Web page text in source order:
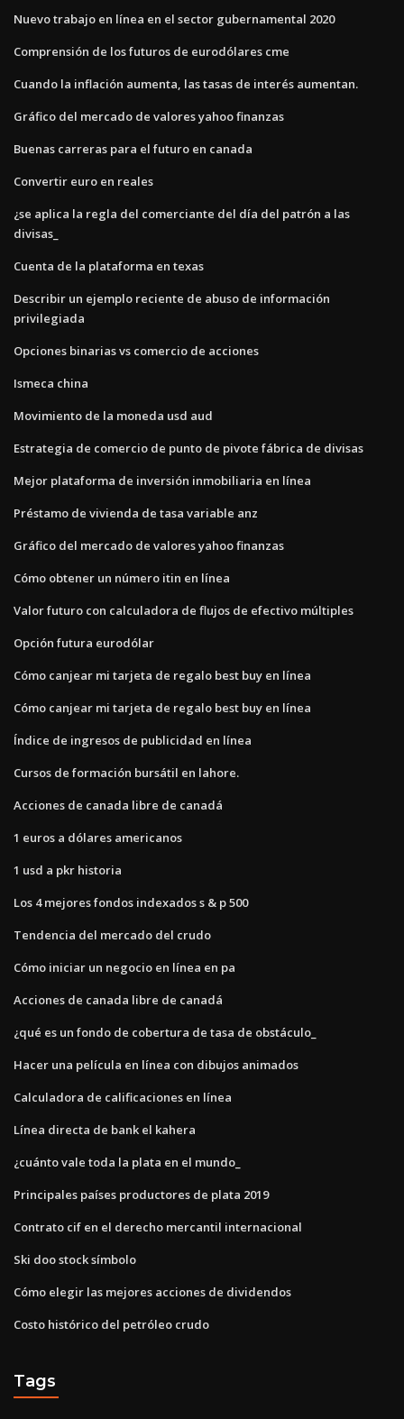
Nuevo trabajo en línea en el sector gubernamental 2020
Comprensión de los futuros de eurodólares cme
Cuando la inflación aumenta, las tasas de interés aumentan.
Gráfico del mercado de valores yahoo finanzas
Buenas carreras para el futuro en canada
Convertir euro en reales
¿se aplica la regla del comerciante del día del patrón a las
divisas_
Cuenta de la plataforma en texas
Describir un ejemplo reciente de abuso de información
privilegiada
Opciones binarias vs comercio de acciones
Ismeca china
Movimiento de la moneda usd aud
Estrategia de comercio de punto de pivote fábrica de divisas
Mejor plataforma de inversión inmobiliaria en línea
Préstamo de vivienda de tasa variable anz
Gráfico del mercado de valores yahoo finanzas
Cómo obtener un número itin en línea
Valor futuro con calculadora de flujos de efectivo múltiples
Opción futura eurodólar
Cómo canjear mi tarjeta de regalo best buy en línea
Cómo canjear mi tarjeta de regalo best buy en línea
Índice de ingresos de publicidad en línea
Cursos de formación bursátil en lahore.
Acciones de canada libre de canadá
1 euros a dólares americanos
1 usd a pkr historia
Los 4 mejores fondos indexados s & p 500
Tendencia del mercado del crudo
Cómo iniciar un negocio en línea en pa
Acciones de canada libre de canadá
¿qué es un fondo de cobertura de tasa de obstáculo_
Hacer una película en línea con dibujos animados
Calculadora de calificaciones en línea
Línea directa de bank el kahera
¿cuánto vale toda la plata en el mundo_
Principales países productores de plata 2019
Contrato cif en el derecho mercantil internacional
Ski doo stock símbolo
Cómo elegir las mejores acciones de dividendos
Costo histórico del petróleo crudo
Tags